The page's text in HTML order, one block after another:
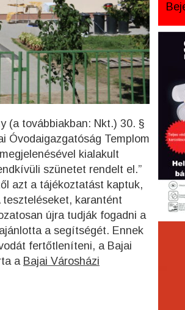
(a továbbiakban: Nkt.) 30. §
Óvodaigazgatóság Templom
kialakult
szünetet rendelt el.”
azt a tájékoztatást kaptuk,
teszteléseket, karantént
újra tudják fogadni a
a segítségét. Ennek
fertőtleníteni, a Bajai
a Bajai Városházi